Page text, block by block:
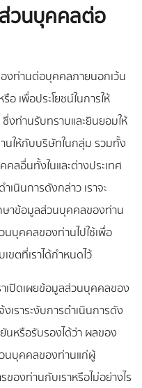
วนบุคคลต่อ
องท่านต่อบุคคลภายนอกเว้น
เพื่อประโยชน์ในการให้
งท่านรับทราบและยินยอมให้
นให้กับบริษัทในกลุ่ม รวมทั้ง
ลอื่นทั้งในและต่างประเทศ
เนินการดังกล่าว เราจะ
ษาข้อมูลส่วนบุคคลของท่าน
นบุคคลของท่านไปใช้เพื่อ
ตที่เราได้กำหนดไว้
เปิดเผยข้อมูลส่วนบุคคลของ
ราระงับการดำเนินการดัง
นหรือรับรองได้ว่า ผลของ
วนบุคคลของท่านแก่ผู้
องท่านกับเราหรือไม่อย่างไร